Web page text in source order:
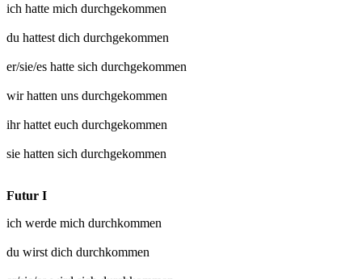
ich hatte mich durchgekommen
du hattest dich durchgekommen
er/sie/es hatte sich durchgekommen
wir hatten uns durchgekommen
ihr hattet euch durchgekommen
sie hatten sich durchgekommen
Futur I
ich werde mich durchkommen
du wirst dich durchkommen